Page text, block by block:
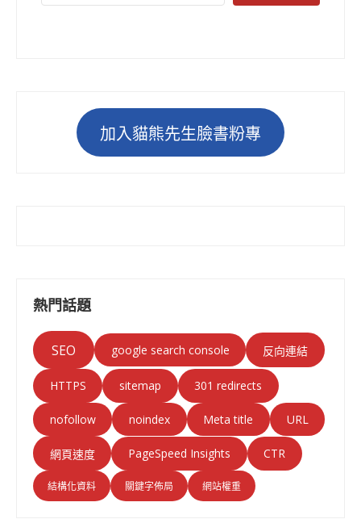
加入貓熊先生臉書粉專
熱門話題
SEO google search console 反向連結
HTTPS sitemap 301 redirects
nofollow noindex Meta title URL
網頁速度 PageSpeed Insights CTR
結構化資料 關鍵字佈局 網站權重